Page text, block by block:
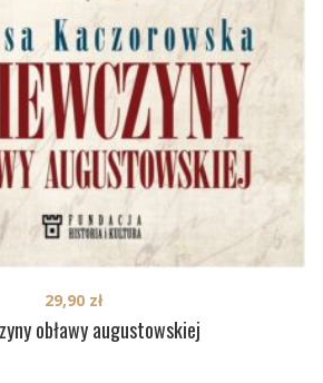
obławy augustowskiej
29,90 zł